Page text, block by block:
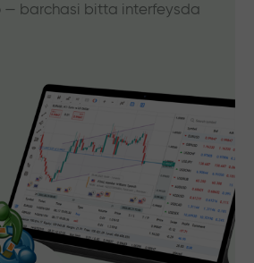
— barchasi bitta interfeysda